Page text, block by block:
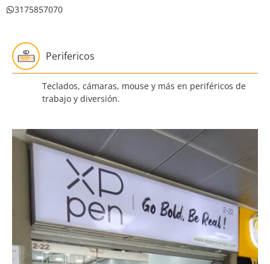
3175857070
Perifericos
Teclados, cámaras, mouse y más en periféricos de
trabajo y diversión.